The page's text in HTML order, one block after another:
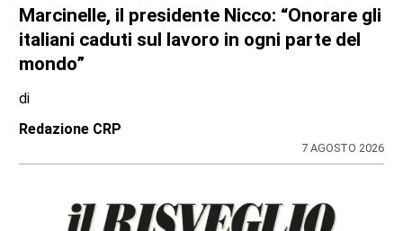
Marcinelle, il presidente Nicco: “Onorare gli
italiani caduti sul lavoro in ogni parte del
mondo”
di
Redazione CRP
7 AGOSTO 2026